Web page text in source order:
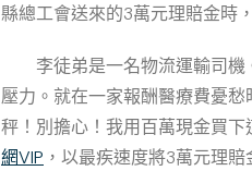
縣總工會送來的3萬元理賠金時
李徒弟是一名物流運輸司
壓力。就在一家報酬醫療費憂
秤！別擔心！我用百萬現金買
網VIP ，以最疾速度將3萬元理